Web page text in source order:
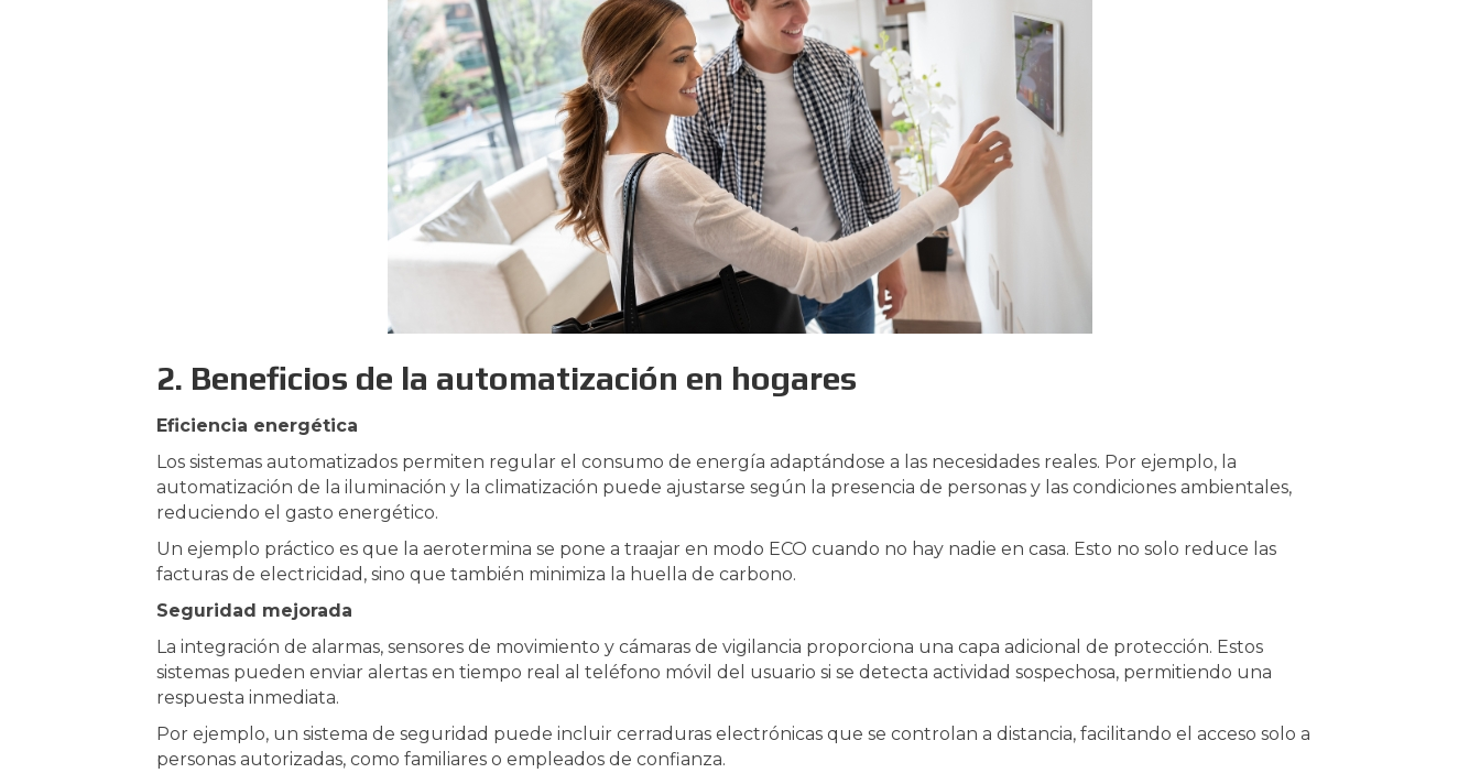
2. Beneficios de la automatización en hogares
Eficiencia energética
Los sistemas automatizados permiten regular el consumo de energía adaptándose a las necesidades reales. Por ejemplo, la
automatización de la iluminación y la climatización puede ajustarse según la presencia de personas y las condiciones ambientales,
reduciendo el gasto energético.
Un ejemplo práctico es que la aerotermina se pone a traajar en modo ECO cuando no hay nadie en casa. Esto no solo reduce las
facturas de electricidad, sino que también minimiza la huella de carbono.
Seguridad mejorada
La integración de alarmas, sensores de movimiento y cámaras de vigilancia proporciona una capa adicional de protección. Estos
sistemas pueden enviar alertas en tiempo real al teléfono móvil del usuario si se detecta actividad sospechosa, permitiendo una
respuesta inmediata.
Por ejemplo, un sistema de seguridad puede incluir cerraduras electrónicas que se controlan a distancia, facilitando el acceso solo a
personas autorizadas, como familiares o empleados de confianza.